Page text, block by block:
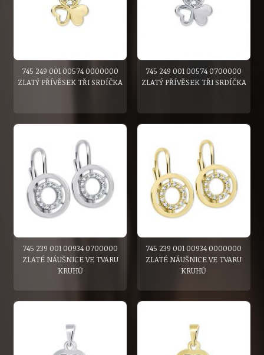
745 249 001 00574 0000000
ZLATÝ PŘÍVĚSEK TŘI SRDÍČKA
745 249 001 00574 0700000
ZLATÝ PŘÍVĚSEK TŘI SRDÍČKA
745 239 001 00934 0700000
ZLATÉ NÁUŠNICE VE TVARU
KRUHŮ
745 239 001 00934 0000000
ZLATÉ NÁUŠNICE VE TVARU
KRUHŮ